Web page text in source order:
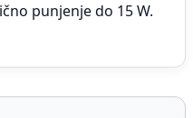
punjenje do 15 W.